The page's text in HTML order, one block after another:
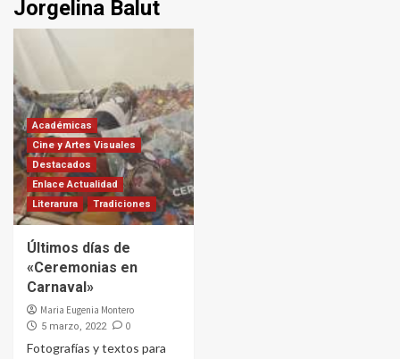
Jorgelina Balut
Académicas
Cine y Artes Visuales
Destacados
Enlace Actualidad
Literarura
Tradiciones
Últimos días de
«Ceremonias en
Carnaval»
Maria Eugenia Montero
5 marzo, 2022 0
Fotografías y textos para